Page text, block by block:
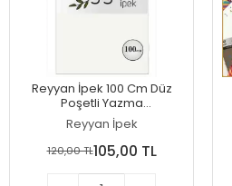
Reyyan İpek 100 Cm Düz
Poşetli Yazma
(Sekerbeyaz)-150
Reyyan İpek
120,00 TL105,00 TL